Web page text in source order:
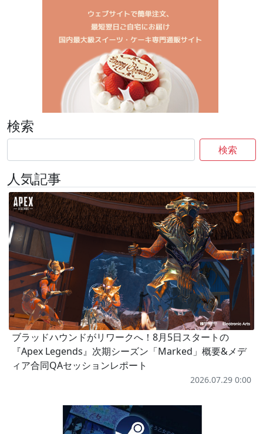
検索
検索
人気記事
ブラッドハウンドがリワークへ！8月5日スタートの
『Apex Legends』次期シーズン「Marked」概要&メデ
ィア合同QAセッションレポート
2026.07.29 0:00